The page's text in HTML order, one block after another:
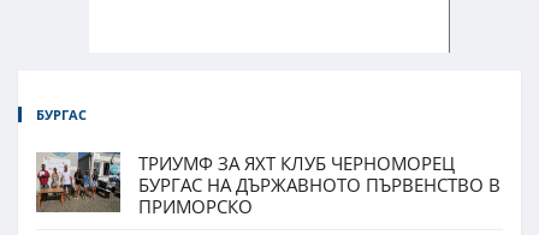
БУРГАС
ТРИУМФ ЗА ЯХТ КЛУБ ЧЕРНОМОРЕЦ
БУРГАС НА ДЪРЖАВНОТО ПЪРВЕНСТВО В
ПРИМОРСКО